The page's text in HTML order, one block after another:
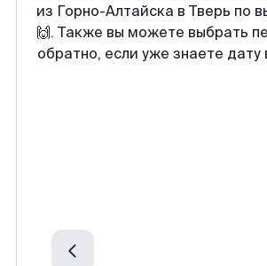
из Горно-Алтайска в Тверь по
🙌. Также вы можете выбрать
обратно, если уже знаете